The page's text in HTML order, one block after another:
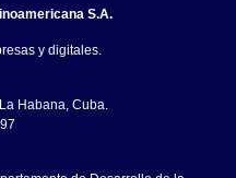
S.A.
y digitales.
Habana, Cuba.